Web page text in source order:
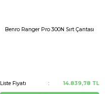
Benro Ranger Pro 300N Sırt Çantası
Liste Fiyatı 14.839,78 TL